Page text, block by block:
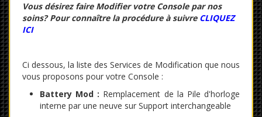
Vous désirez faire Modifier votre Console par nos
soins? Pour connaître la procédure à suivre CLIQUEZ
ICI
Ci dessous, la liste des Services de Modification que nous
vous proposons pour votre Console :
Battery Mod : Remplacement de la Pile d'horloge
interne par une neuve sur Support interchangeable